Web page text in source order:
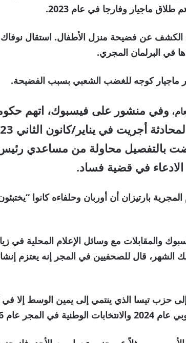
ماجيار وفارجا في عام 2023.
الكشف عن فضيحة منزل الأطفال. استقال
في البرلمان المجري.
ماجيار كوجه للغضب الشعبي بسبب الفضيحة.
وفي منشور على فيسبوك، اتهم
بالتفصيل محاولة من مساعدي
في قضية فساد.
بارتيزان أن أوربان وحلفاءه كانوا
والمقابلات مع وسائل الإعلام المحلية في
قال للصحفيين في المجر إنه يعتزم
المجر عام 2026.